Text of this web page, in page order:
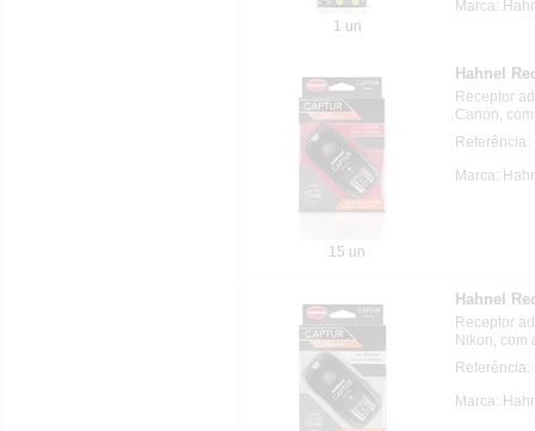
1 un
Marca:
15 un
Hahnel
Receptor
Canon,
Marca:
Hahnel
Receptor
Nikon, com
Marca: